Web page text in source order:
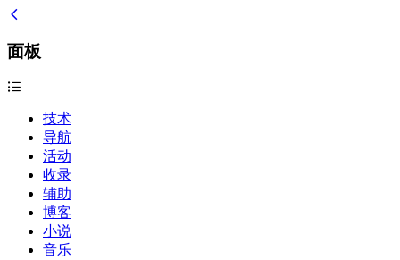
面板
技术
导航
活动
收录
辅助
博客
小说
音乐